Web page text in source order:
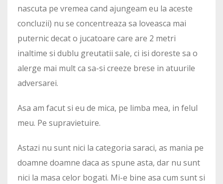
nascuta pe vremea cand ajungeam eu la aceste
concluzii) nu se concentreaza sa loveasca mai
puternic decat o jucatoare care are 2 metri
inaltime si dublu greutatii sale, ci isi doreste sa o
alerge mai mult ca sa-si creeze brese in atuurile
adversarei.
Asa am facut si eu de mica, pe limba mea, in felul
meu. Pe supravietuire.
Astazi nu sunt nici la categoria saraci, as mania pe
doamne doamne daca as spune asta, dar nu sunt
nici la masa celor bogati. Mi-e bine asa cum sunt si